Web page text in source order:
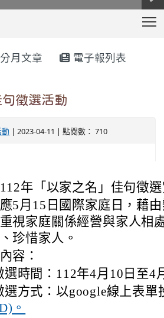
月文章 電子報列表
句徵選活動
| 2023-04-11 | 點閱數： 710
年「以家之名」佳句徵
5月15日國際家庭日，藉
視家庭關係經營與家人相
珍惜家人。
容：
選時間：112年4月10日至4
選方式：以google線上表單
。